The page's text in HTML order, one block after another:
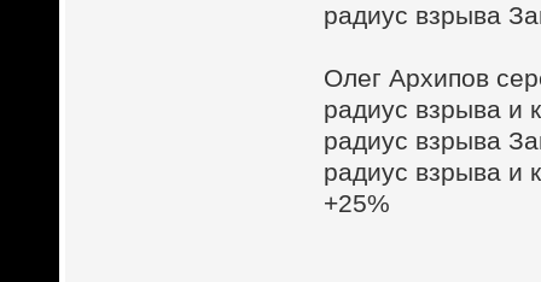
радиус взрыва
Олег Архипов
радиус взрыва и
радиус взрыва
радиус взрыва и
+25%